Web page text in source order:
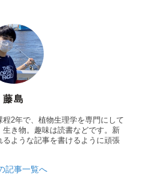
藤島
2年で、植物生理学を専門にして
き物。趣味は読書などです。新
ような記事を書けるように頑張
記事一覧へ